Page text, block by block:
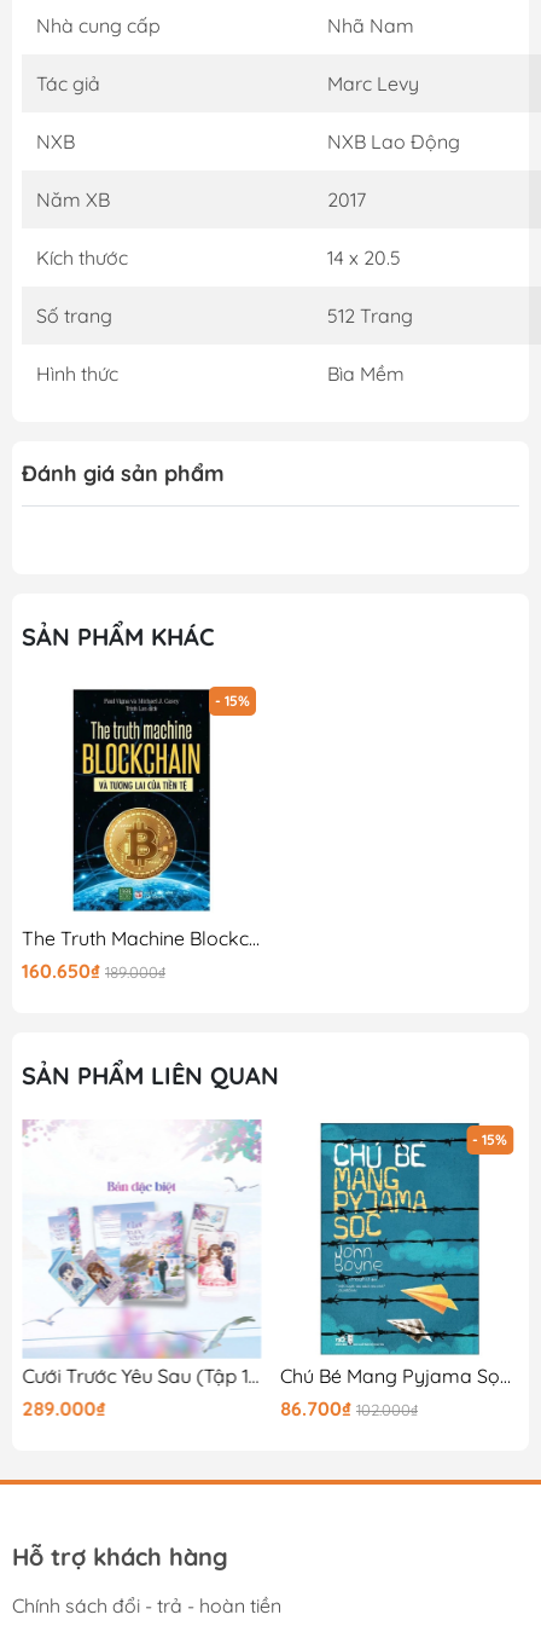
Nhà cung cấp Nhã Nam
Tác giả Marc Levy
NXB NXB Lao Động
Năm XB 2017
Kích thước 14 x 20.5
Số trang 512 Trang
Hình thức Bìa Mềm
Đánh giá sản phẩm
SẢN PHẨM KHÁC
- 15%
The Truth Machine Blockchain Và Tương Lai Của Tiền Tệ
160.650₫ 189.000₫
SẢN PHẨM LIÊN QUAN
Cưới Trước Yêu Sau (Tập 1) - Bản Đặc Biệt
289.000₫
- 15%
Chú Bé Mang Pyjama Sọc (Tái Bản 2026)
86.700₫ 102.000₫
Hỗ trợ khách hàng
Chính sách đổi - trả - hoàn tiền